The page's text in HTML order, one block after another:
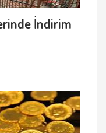
İndirim